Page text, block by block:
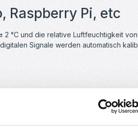
Raspberry Pi, etc
°C und die relative Luftfeuchtigkeit
Signale werden automatisch
In der Bibliotheken-Verwaltung der
Zeit in Betrieb nehmen.